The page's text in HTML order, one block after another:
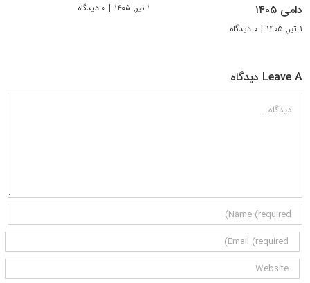
دامی ۱۴۰۵
۱ تیر, ۱۴۰۵ | ۰ دیدگاه
۱ تیر, ۱۴۰۵ | ۰ دیدگاه
Leave A دیدگاه
دیدگاه